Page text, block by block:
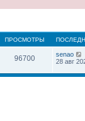
ПРОСМОТРЫ
96700
senao
28 авг